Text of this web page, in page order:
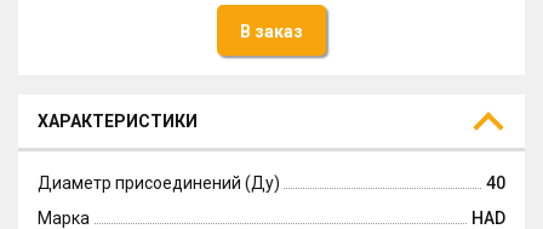
В заказ
ХАРАКТЕРИСТИКИ
Диаметр присоединений (Ду)
40
Марка
HAD